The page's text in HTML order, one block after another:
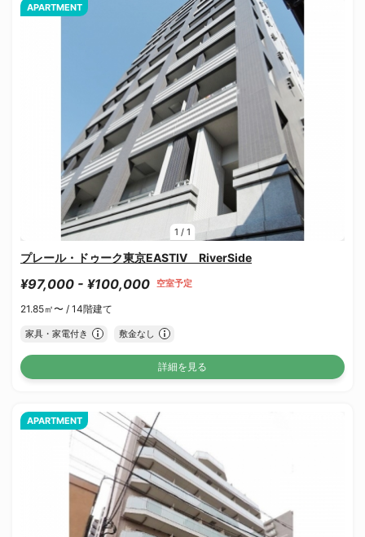
1 / 1
APARTMENT
プレール・ドゥーク東京EASTⅣ RiverSide
¥97,000 - ¥100,000 空室予定
21.85㎡〜 / 14階建て
家具・家電付き 敷金なし
詳細を見る
APARTMENT